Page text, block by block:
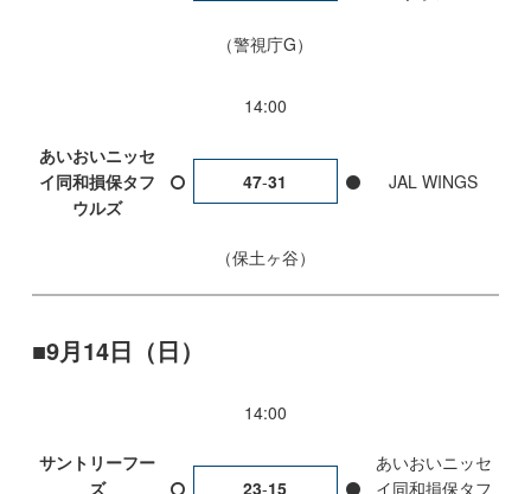
警視庁G
14:00
あいおいニッセ
イ同和損保タフ
ウルズ
47-31 JAL WINGS
保土ヶ谷
9月14日（日）
14:00
サントリーフー
ズ
23-15
あいおいニッセ
イ同和損保タフ